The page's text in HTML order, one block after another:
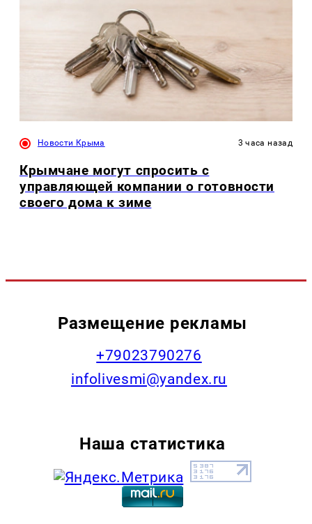
Новости Крыма 3 часа назад
Крымчане могут спросить с
управляющей компании о готовности
своего дома к зиме
Размещение рекламы
+79023790276
infolivesmi@yandex.ru
Наша статистика